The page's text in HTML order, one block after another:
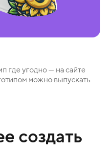
где угодно — на сайте
можно выпускать
создать